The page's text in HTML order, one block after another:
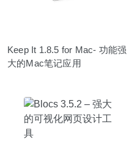
Keep It 1.8.5 for Mac- 功能强
大的Mac笔记应用